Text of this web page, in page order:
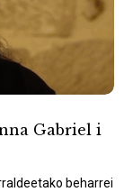
Gabriel i
beharrei